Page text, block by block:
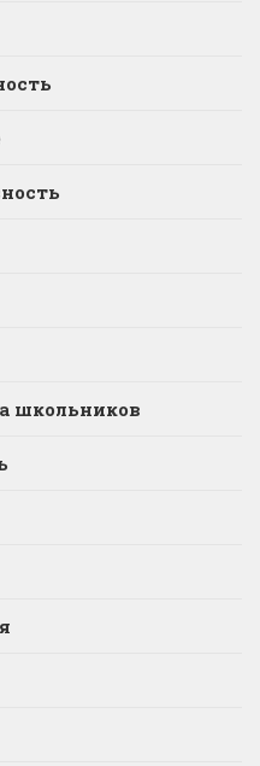
школьников